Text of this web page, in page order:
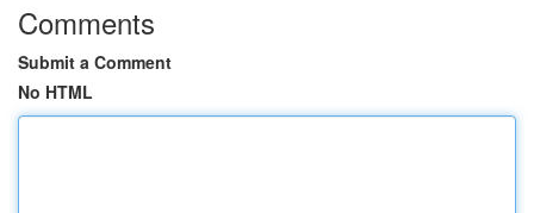
Comments
Submit a Comment
No HTML